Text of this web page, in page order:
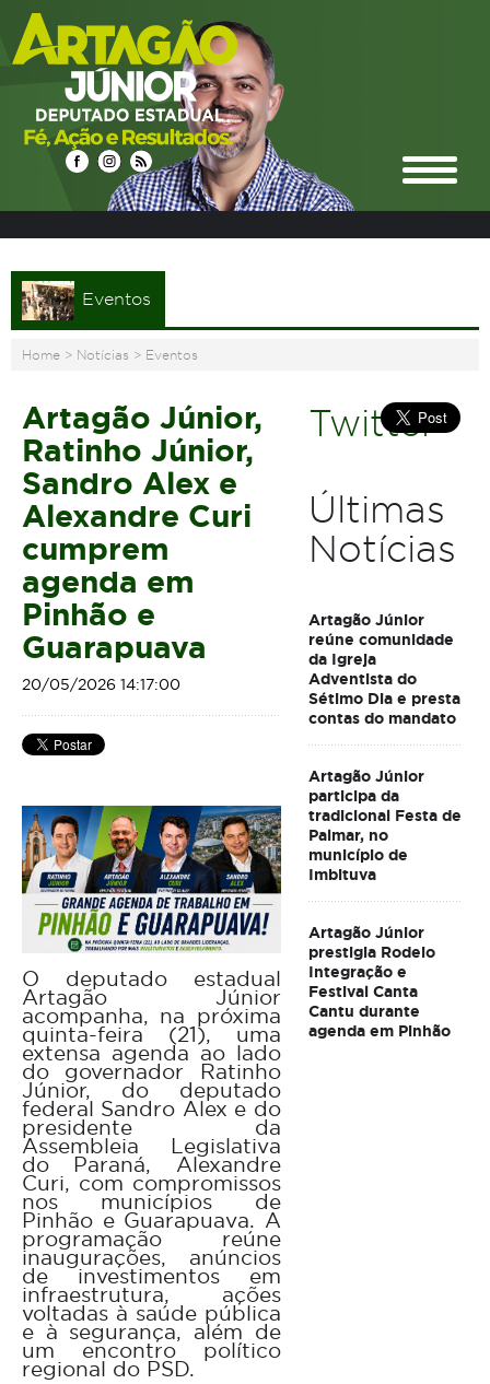
Eventos
Home > Notícias > Eventos
Artagão Júnior,
Ratinho Júnior,
Sandro Alex e
Alexandre Curi
cumprem
agenda em
Pinhão e
Guarapuava
20/05/2026 14:17:00
O deputado estadual
Artagão Júnior
acompanha, na próxima
quinta-feira (21), uma
extensa agenda ao lado
do governador Ratinho
Júnior, do deputado
federal Sandro Alex e do
presidente da
Assembleia Legislativa
do Paraná, Alexandre
Curi, com compromissos
nos municípios de
Pinhão e Guarapuava. A
programação reúne
inaugurações, anúncios
de investimentos em
infraestrutura, ações
voltadas à saúde pública
e à segurança, além de
um encontro político
regional do PSD.
Twitter
Últimas
Notícias
Artagão Júnior
reúne comunidade
da Igreja
Adventista do
Sétimo Dia e presta
contas do mandato
Artagão Júnior
participa da
tradicional Festa de
Palmar, no
município de
Imbituva
Artagão Júnior
prestigia Rodeio
Integração e
Festival Canta
Cantu durante
agenda em Pinhão